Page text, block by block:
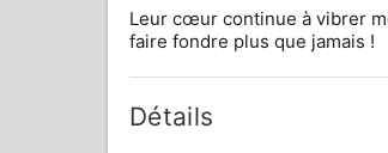
Leur cœur continue à vibrer
faire fondre plus que jamais !
Détails